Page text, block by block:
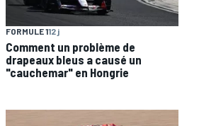
FORMULE 112 j
Comment un problème de
drapeaux bleus a causé un
"cauchemar" en Hongrie